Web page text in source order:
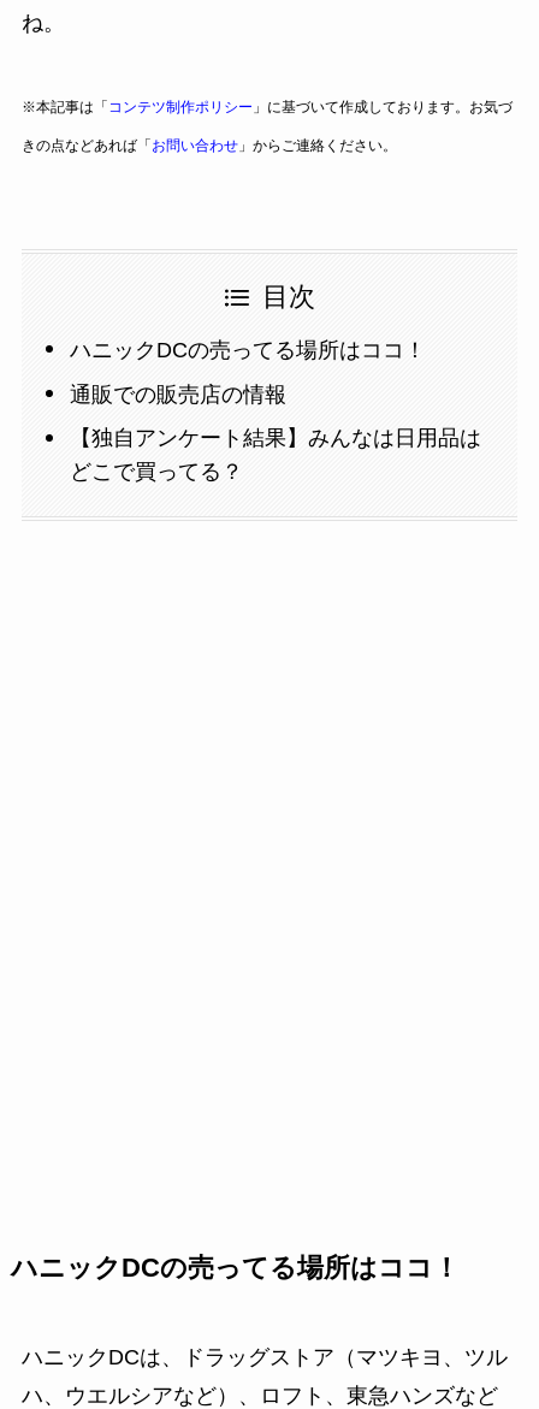
ね。
※本記事は「 コンテツ制作ポリシー 」に基づいて作成しております。お気づ
きの点などあれば「 お問い合わせ」からご連絡ください。
目次
ハニックDCの売ってる場所はココ！
通販での販売店の情報
【独自アンケート結果】みんなは日用品は
どこで買ってる？
ハニックDCの売ってる場所はココ！
ハニックDCは、ドラッグストア（マツキヨ、ツル
ハ、ウエルシアなど）、ロフト、東急ハンズなど